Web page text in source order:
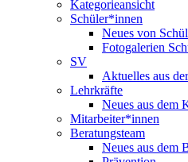
Kategorieansicht
Schüler*innen
Neues von
Fotogalerien
SV
Aktuelles aus
Lehrkräfte
Neues aus dem
Mitarbeiter*innen
Beratungsteam
Neues aus dem